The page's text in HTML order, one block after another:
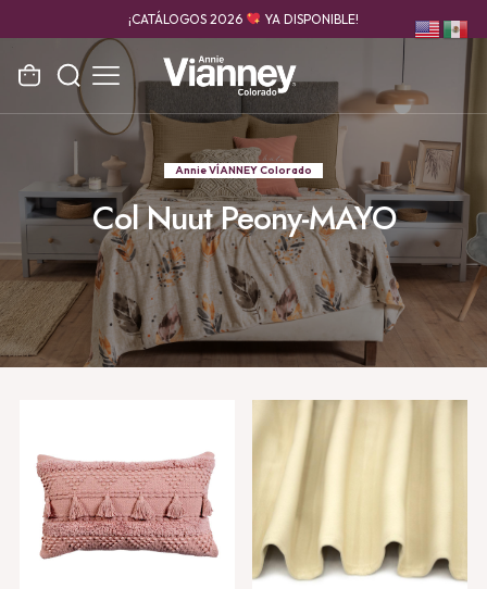
¡CATÁLOGOS 2026 YA DISPONIBLE!
Annie VÍANNEY Colorado
Col Nuut Peony-MAYO